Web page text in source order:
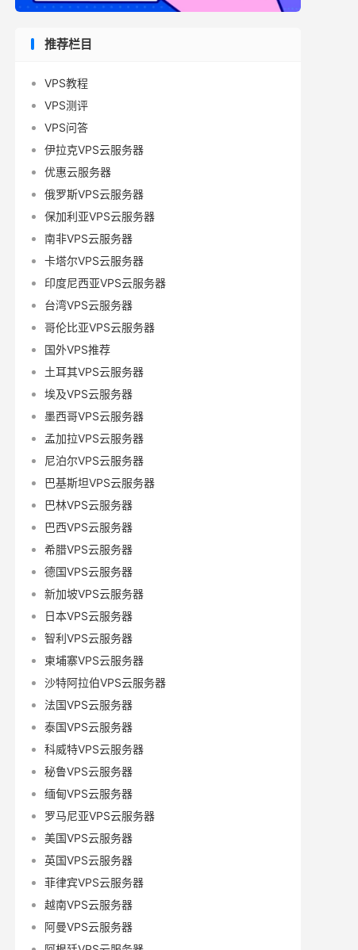
推荐栏目
VPS教程
VPS测评
VPS问答
伊拉克VPS云服务器
优惠云服务器
俄罗斯VPS云服务器
保加利亚VPS云服务器
南非VPS云服务器
卡塔尔VPS云服务器
印度尼西亚VPS云服务器
台湾VPS云服务器
哥伦比亚VPS云服务器
国外VPS推荐
土耳其VPS云服务器
埃及VPS云服务器
墨西哥VPS云服务器
孟加拉VPS云服务器
尼泊尔VPS云服务器
巴基斯坦VPS云服务器
巴林VPS云服务器
巴西VPS云服务器
希腊VPS云服务器
德国VPS云服务器
新加坡VPS云服务器
日本VPS云服务器
智利VPS云服务器
柬埔寨VPS云服务器
沙特阿拉伯VPS云服务器
法国VPS云服务器
泰国VPS云服务器
科威特VPS云服务器
秘鲁VPS云服务器
缅甸VPS云服务器
罗马尼亚VPS云服务器
美国VPS云服务器
英国VPS云服务器
菲律宾VPS云服务器
越南VPS云服务器
阿曼VPS云服务器